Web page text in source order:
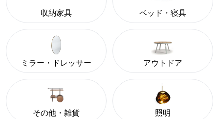
収納家具 ベッド・寝具
ミラー・ドレッサー アウトドア
その他・雑貨 照明